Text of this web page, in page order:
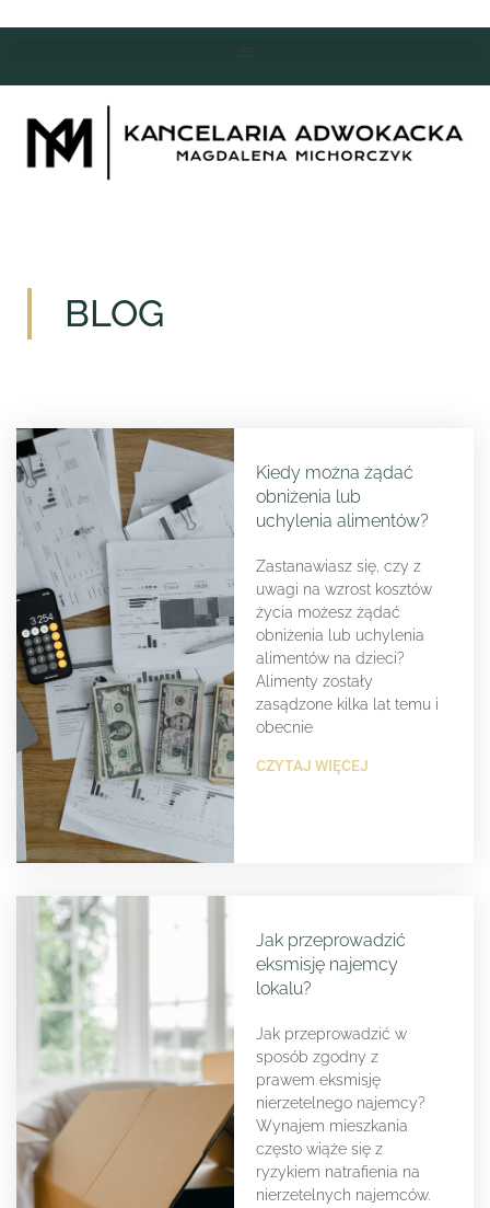
BLOG
Kiedy można żądać
obniżenia lub
uchylenia alimentów?
Zastanawiasz się, czy z
uwagi na wzrost kosztów
życia możesz żądać
obniżenia lub uchylenia
alimentów na dzieci?
Alimenty zostały
zasądzone kilka lat temu i
obecnie
CZYTAJ WIĘCEJ
Jak przeprowadzić
eksmisję najemcy
lokalu?
Jak przeprowadzić w
sposób zgodny z
prawem eksmisję
nierzetelnego najemcy?
Wynajem mieszkania
często wiąże się z
ryzykiem natrafienia na
nierzetelnych najemców.